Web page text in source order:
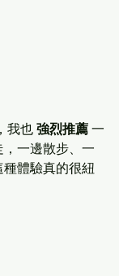
，我也 強烈推薦 一
一邊散步、一
體驗真的很紐